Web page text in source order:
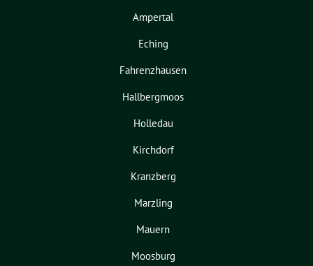
Ampertal
Eching
Fahrenzhausen
Hallbergmoos
Holledau
Kirchdorf
Kranzberg
Marzling
Mauern
Moosburg